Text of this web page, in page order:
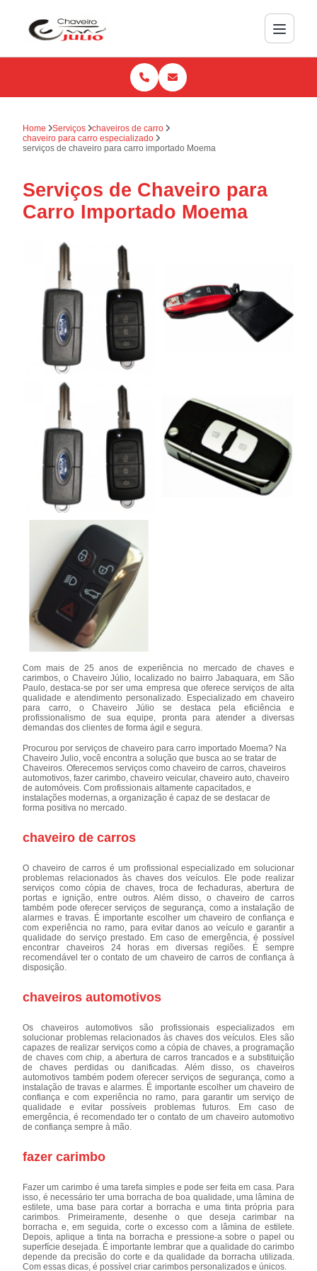
Home Serviços
chaveiros de carro
chaveiro para carro especializado
serviços de chaveiro para carro importado Moema
Serviços de Chaveiro para
Carro Importado Moema
Com mais de 25 anos de experiência no mercado de chaves e
carimbos, o Chaveiro Júlio, localizado no bairro Jabaquara, em São
Paulo, destaca-se por ser uma empresa que oferece serviços de alta
qualidade e atendimento personalizado. Especializado em chaveiro
para carro, o Chaveiro Júlio se destaca pela eficiência e
profissionalismo de sua equipe, pronta para atender a diversas
demandas dos clientes de forma ágil e segura.
Procurou por serviços de chaveiro para carro importado Moema? Na
Chaveiro Julio, você encontra a solução que busca ao se tratar de
Chaveiros. Oferecemos serviços como chaveiro de carros, chaveiros
automotivos, fazer carimbo, chaveiro veicular, chaveiro auto, chaveiro
de automóveis. Com profissionais altamente capacitados, e
instalações modernas, a organização é capaz de se destacar de
forma positiva no mercado.
chaveiro de carros
O chaveiro de carros é um profissional especializado em solucionar
problemas relacionados às chaves dos veículos. Ele pode realizar
serviços como cópia de chaves, troca de fechaduras, abertura de
portas e ignição, entre outros. Além disso, o chaveiro de carros
também pode oferecer serviços de segurança, como a instalação de
alarmes e travas. É importante escolher um chaveiro de confiança e
com experiência no ramo, para evitar danos ao veículo e garantir a
qualidade do serviço prestado. Em caso de emergência, é possível
encontrar chaveiros 24 horas em diversas regiões. É sempre
recomendável ter o contato de um chaveiro de carros de confiança à
disposição.
chaveiros automotivos
Os chaveiros automotivos são profissionais especializados em
solucionar problemas relacionados às chaves dos veículos. Eles são
capazes de realizar serviços como a cópia de chaves, a programação
de chaves com chip, a abertura de carros trancados e a substituição
de chaves perdidas ou danificadas. Além disso, os chaveiros
automotivos também podem oferecer serviços de segurança, como a
instalação de travas e alarmes. É importante escolher um chaveiro de
confiança e com experiência no ramo, para garantir um serviço de
qualidade e evitar possíveis problemas futuros. Em caso de
emergência, é recomendado ter o contato de um chaveiro automotivo
de confiança sempre à mão.
fazer carimbo
Fazer um carimbo é uma tarefa simples e pode ser feita em casa. Para
isso, é necessário ter uma borracha de boa qualidade, uma lâmina de
estilete, uma base para cortar a borracha e uma tinta própria para
carimbos. Primeiramente, desenhe o que deseja carimbar na
borracha e, em seguida, corte o excesso com a lâmina de estilete.
Depois, aplique a tinta na borracha e pressione-a sobre o papel ou
superfície desejada. É importante lembrar que a qualidade do carimbo
depende da precisão do corte e da qualidade da borracha utilizada.
Com essas dicas, é possível criar carimbos personalizados e únicos.